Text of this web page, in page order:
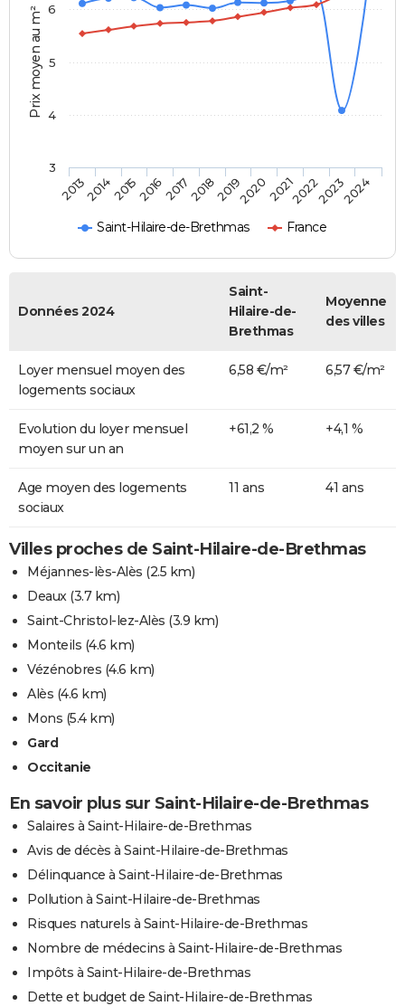
Prix moyen au m²
Saint-Hilaire-de-Brethmas France
201320142015201620172018201920202021202220232024
3
4
5
6
Données 2024
Saint-
Hilaire-de-
Brethmas
Moyenne
des villes
Loyer mensuel moyen des
logements sociaux
6,58 €/m² 6,57 €/m²
Evolution du loyer mensuel
moyen sur un an
+61,2 % +4,1 %
Age moyen des logements
sociaux
11 ans 41 ans
Villes proches de Saint-Hilaire-de-Brethmas
Méjannes-lès-Alès (2.5 km)
Deaux(3.7 km)
Saint-Christol-lez-Alès (3.9 km)
Monteils (4.6 km)
Vézénobres (4.6 km)
Alès (4.6 km)
Mons (5.4 km)
Gard
Occitanie
En savoir plus sur Saint-Hilaire-de-Brethmas
Salaires à Saint-Hilaire-de-Brethmas
Avis de décès à Saint-Hilaire-de-Brethmas
Délinquance à Saint-Hilaire-de-Brethmas
Pollution à Saint-Hilaire-de-Brethmas
Risques naturels à Saint-Hilaire-de-Brethmas
Nombre de médecins à Saint-Hilaire-de-Brethmas
Impôts à Saint-Hilaire-de-Brethmas
Dette et budget de Saint-Hilaire-de-Brethmas